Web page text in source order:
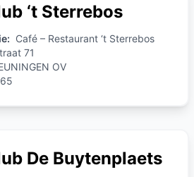
‘t Sterrebos
Café – Restaurant ‘t Sterrebos
71
OV
De Buytenplaets